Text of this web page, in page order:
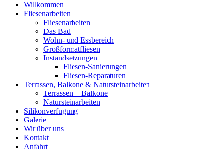
Willkommen
Fliesenarbeiten
Fliesenarbeiten
Das Bad
Wohn- und Essbereich
Großformatfliesen
Instandsetzungen
Fliesen-Sanierungen
Fliesen-Reparaturen
Terrassen, Balkone & Natursteinarbeiten
Terrassen + Balkone
Natursteinarbeiten
Silikonverfugung
Galerie
Wir über uns
Kontakt
Anfahrt